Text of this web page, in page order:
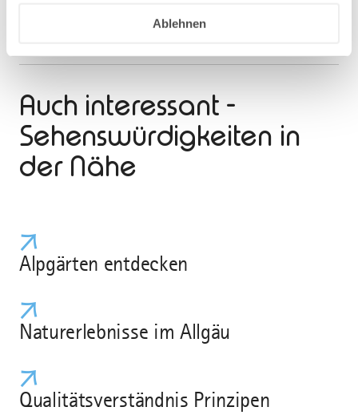
Ablehnen
Auch interessant -
Sehenswürdigkeiten in
der Nähe
Alpgärten entdecken
Naturerlebnisse im Allgäu
Qualitätsverständnis Prinzipen